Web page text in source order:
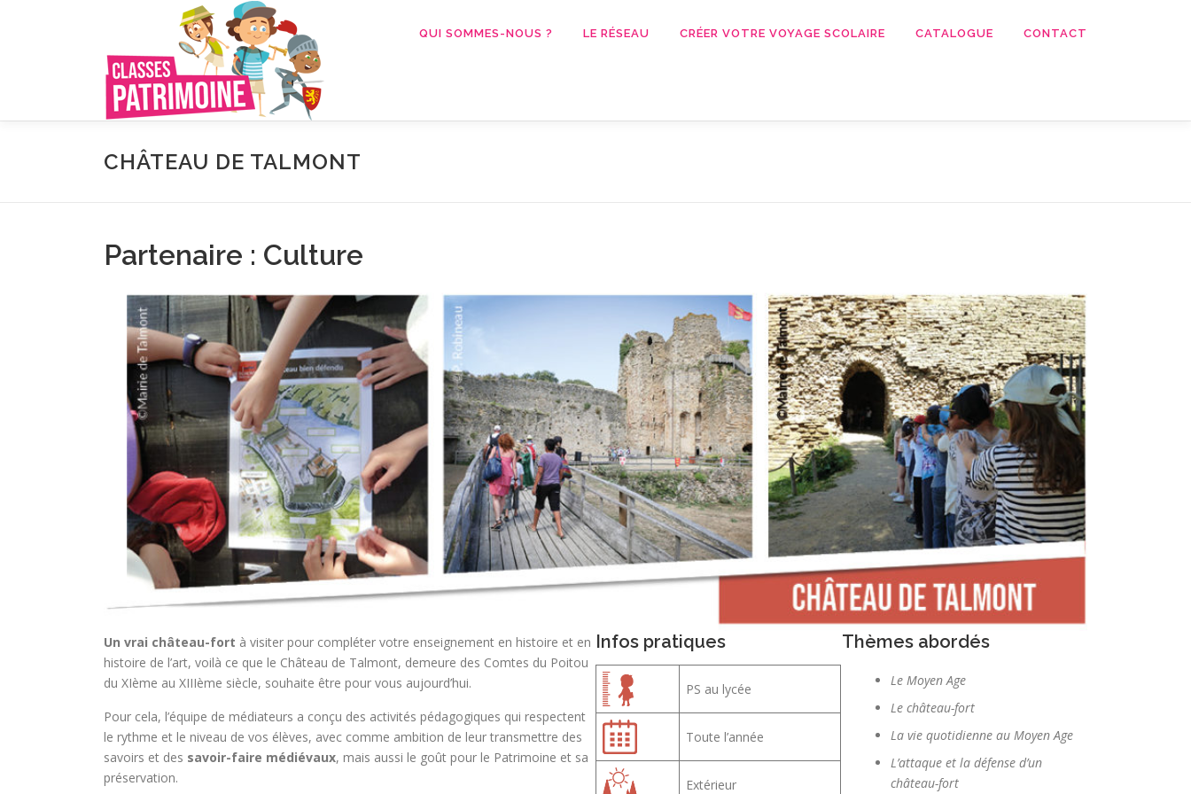
QUI SOMMES-NOUS ? LE RÉSEAU CRÉER VOTRE VOYAGE SCOLAIRE CATALOGUE CONTACT
CHÂTEAU DE TALMONT
Partenaire : Culture
Un vrai château-fort à visiter pour compléter votre enseignement en histoire et en
histoire de l’art, voilà ce que le Château de Talmont, demeure des Comtes du Poitou
du XIème au XIIIème siècle, souhaite être pour vous aujourd’hui.
Pour cela, l’équipe de médiateurs a conçu des activités pédagogiques qui respectent
le rythme et le niveau de vos élèves, avec comme ambition de leur transmettre des
savoirs et des savoir-faire médiévaux, mais aussi le goût pour le Patrimoine et sa
préservation.
Infos pratiques
PS au lycée
Toute l’année
Extérieur
Thèmes abordés
Le Moyen Age
Le château-fort
La vie quotidienne au Moyen Age
L’attaque et la défense d’un
château-fort